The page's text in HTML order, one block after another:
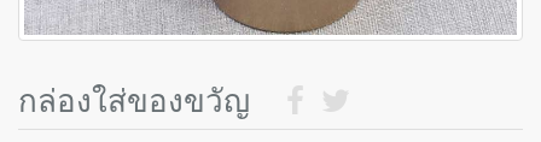
กล่องใส่ของขวัญ